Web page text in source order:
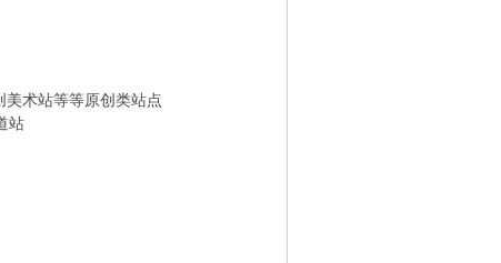
美术站等等原创类站点
站